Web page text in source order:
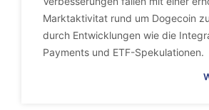
Marktaktivitat rund um Dogecoin
durch Entwicklungen wie die
Payments und ETF-Spekulationen.